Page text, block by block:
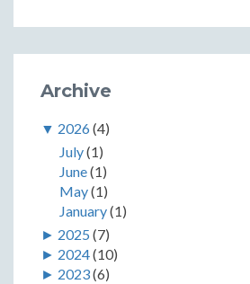
Archive
▼ 2026(4)
July(1)
June(1)
May(1)
January(1)
► 2025 (7)
► 2024(10)
► 2023(6)